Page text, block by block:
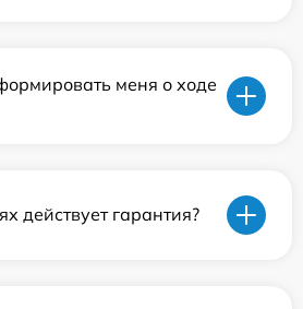
меня о ходе
действует гарантия?